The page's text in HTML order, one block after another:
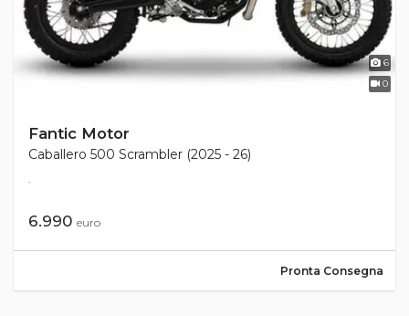
6
0
Fantic Motor
Caballero 500 Scrambler (2025 - 26)
.
6.990 euro
Pronta Consegna